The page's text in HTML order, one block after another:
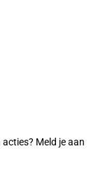
Meld je aan